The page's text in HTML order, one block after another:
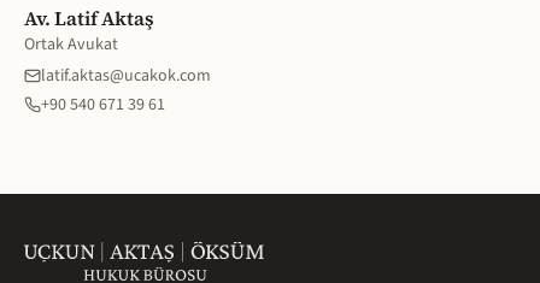
Av. Latif Aktaş
Ortak Avukat
latif.aktas@ucakok.com
+90 540 671 39 61